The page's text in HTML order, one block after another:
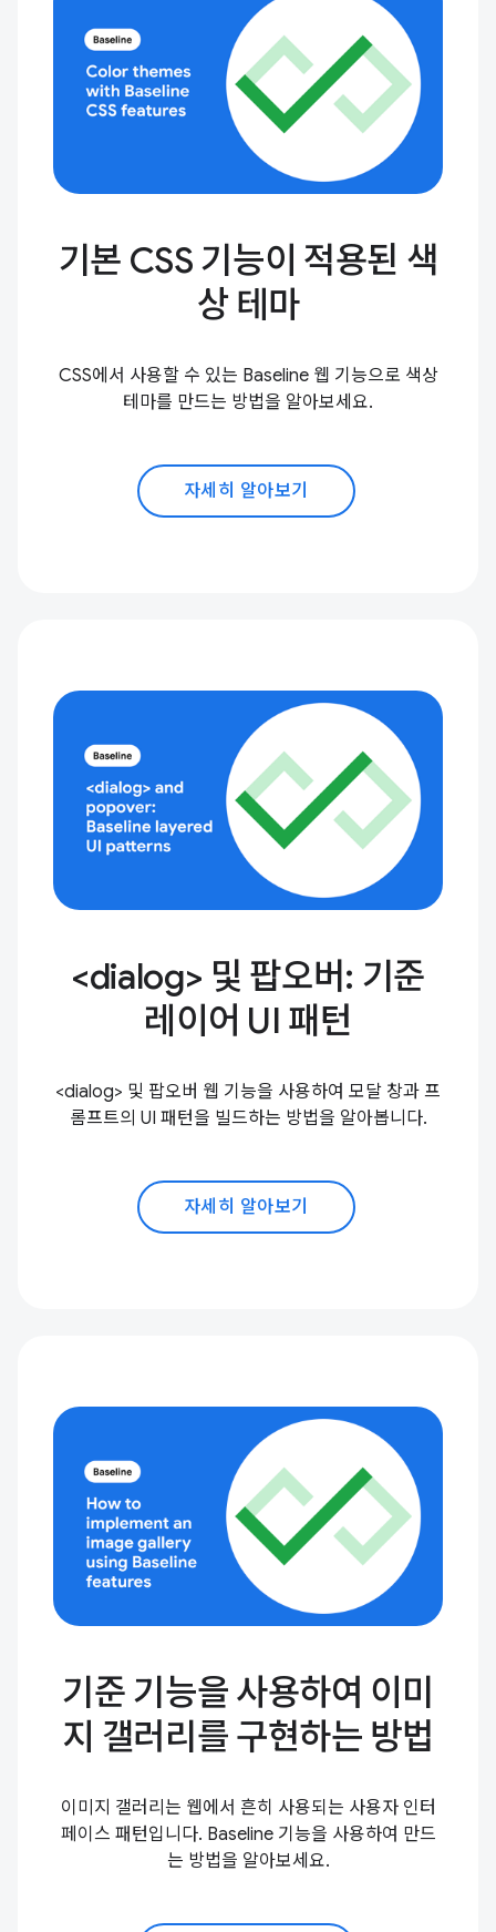
기본 CSS 기능이 적용된 색
상 테마
CSS에서 사용할 수 있는 Baseline 웹 기능으로 색상
테마를 만드는 방법을 알아보세요.
자세히 알아보기
<dialog> 및 팝오버: 기준
레이어 UI 패턴
<dialog> 및 팝오버 웹 기능을 사용하여 모달 창과 프
롬프트의 UI 패턴을 빌드하는 방법을 알아봅니다.
자세히 알아보기
기준 기능을 사용하여 이미
지 갤러리를 구현하는 방법
이미지 갤러리는 웹에서 흔히 사용되는 사용자 인터
페이스 패턴입니다. Baseline 기능을 사용하여 만드
는 방법을 알아보세요.